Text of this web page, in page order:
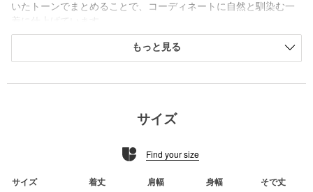
いたトーンでまとめることで、コーディネートに自然と馴染む一
程よくゆとりのあるシルエットに、しっかりとした生地感。
一枚で着映えしつつ、アウターのインナーとしてもバランス良く
フード周りやリブ部分はベーシックな仕様で、デイリーに取り入
カラーはコーディネートのアクセントになるレッドとパープルを
＜WGN(ワゴン)＞
もっと見る
サイズ
Find your size
サイズ 着丈 肩幅 身幅 そで丈